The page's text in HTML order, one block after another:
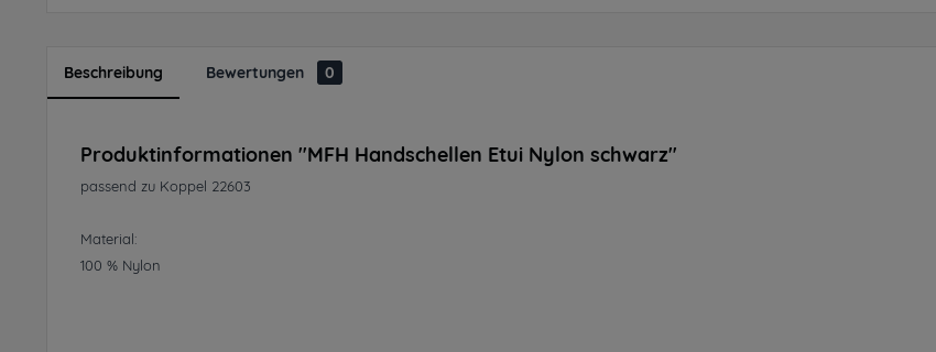
Beschreibung Bewertungen 0
Produktinformationen "MFH Handschellen Etui Nylon schwarz"
passend zu Koppel 22603
Material:
100 % Nylon